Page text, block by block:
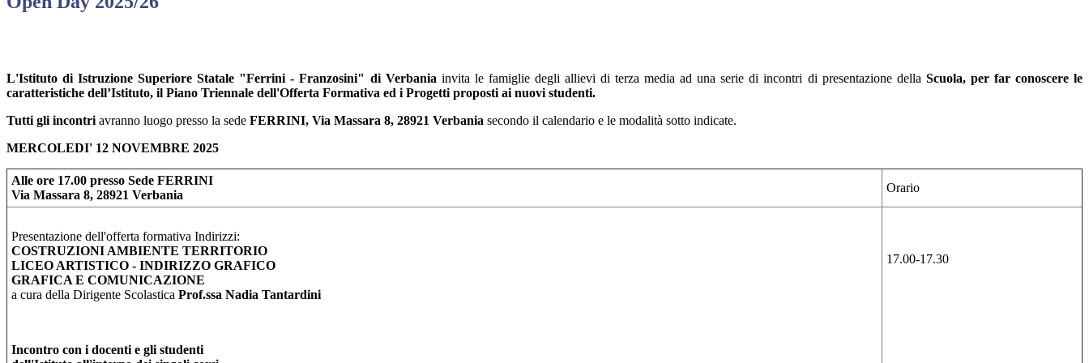
L'Istituto di Istruzione Superiore Statale "Ferrini - Franzosini" di Verbania invita le famiglie degli allievi di terza media ad una serie di incontri di presentazione della Scuola, per far conoscere le
caratteristiche dell’Istituto, il Piano Triennale dell'Offerta Formativa ed i Progetti proposti ai nuovi studenti.
Tutti gli incontri avranno luogo presso la sede FERRINI, Via Massara 8, 28921 Verbania secondo il calendario e le modalità sotto indicate.
MERCOLEDI' 12 NOVEMBRE 2025
Alle ore 17.00 presso Sede FERRINI
Via Massara 8, 28921 Verbania
Orario
Presentazione dell'offerta formativa Indirizzi:
COSTRUZIONI AMBIENTE TERRITORIO
LICEO ARTISTICO - INDIRIZZO GRAFICO
GRAFICA E COMUNICAZIONE
a cura della Dirigente Scolastica Prof.ssa Nadia Tantardini
Incontro con i docenti e gli studenti
17.00-17.30